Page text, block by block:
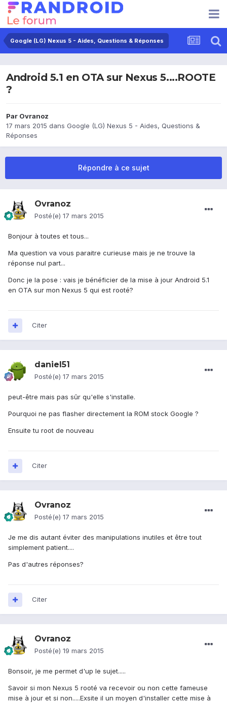
Google (LG) Nexus 5 - Aides, Questions & Réponses
Android 5.1 en OTA sur Nexus 5....ROOTE
?
Par Ovranoz
17 mars 2015 dans Google (LG) Nexus 5 - Aides, Questions &
Réponses
Répondre à ce sujet
Ovranoz
Posté(e) 17 mars 2015
Bonjour à toutes et tous...
Ma question va vous paraitre curieuse mais je ne trouve la
réponse nul part...
Donc je la pose : vais je bénéficier de la mise à jour Android 5.1
en OTA sur mon Nexus 5 qui est rooté?
Citer
daniel51
Posté(e) 17 mars 2015
peut-être mais pas sûr qu'elle s'installe.
Pourquoi ne pas flasher directement la ROM stock Google ?
Ensuite tu root de nouveau
Citer
Ovranoz
Posté(e) 17 mars 2015
Je me dis autant éviter des manipulations inutiles et être tout
simplement patient....
Pas d'autres réponses?
Citer
Ovranoz
Posté(e) 19 mars 2015
Bonsoir, je me permet d'up le sujet.....
Savoir si mon Nexus 5 rooté va recevoir ou non cette fameuse
mise à jour et si non.....Exsite il un moyen d'installer cette mise à